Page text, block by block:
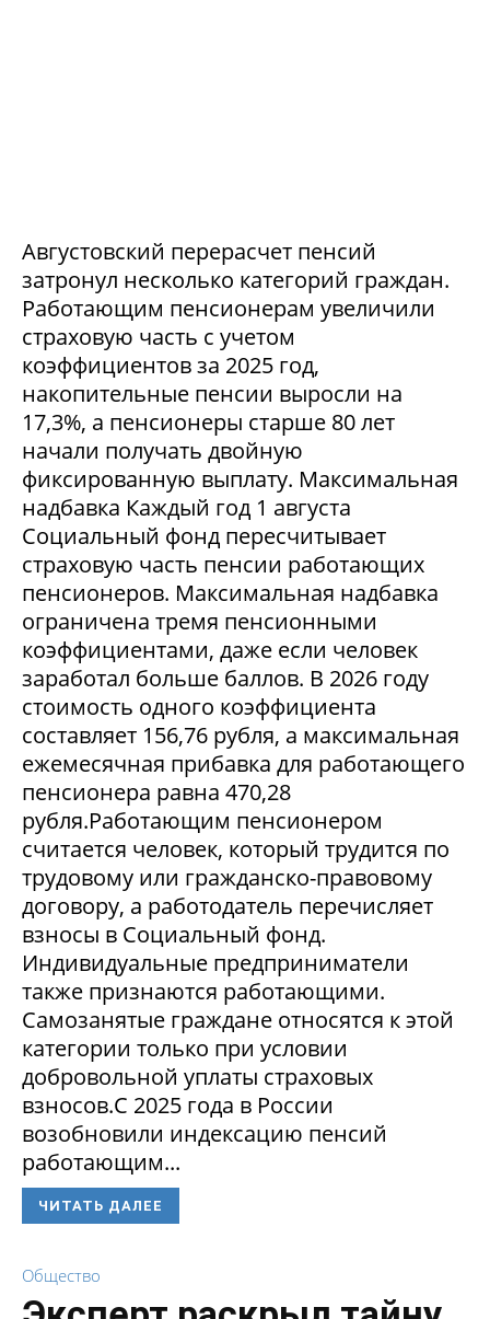
Августовский перерасчет пенсий
затронул несколько категорий граждан.
Работающим пенсионерам увеличили
страховую часть с учетом
коэффициентов за 2025 год,
накопительные пенсии выросли на
17,3%, а пенсионеры старше 80 лет
начали получать двойную
фиксированную выплату. Максимальная
надбавка Каждый год 1 августа
Социальный фонд пересчитывает
страховую часть пенсии работающих
пенсионеров. Максимальная надбавка
ограничена тремя пенсионными
коэффициентами, даже если человек
заработал больше баллов. В 2026 году
стоимость одного коэффициента
составляет 156,76 рубля, а максимальная
ежемесячная прибавка для работающего
пенсионера равна 470,28
рубля.Работающим пенсионером
считается человек, который трудится по
трудовому или гражданско-правовому
договору, а работодатель перечисляет
взносы в Социальный фонд.
Индивидуальные предприниматели
также признаются работающими.
Самозанятые граждане относятся к этой
категории только при условии
добровольной уплаты страховых
взносов.С 2025 года в России
возобновили индексацию пенсий
работающим...
ЧИТАТЬ ДАЛЕЕ
Общество